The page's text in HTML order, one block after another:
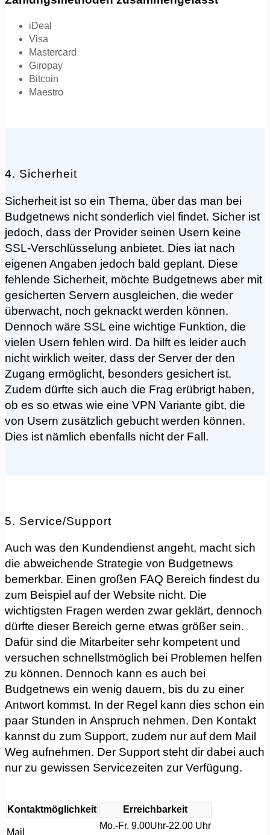
iDeal
Visa
Mastercard
Giropay
Bitcoin
Maestro
4. Sicherheit
Sicherheit ist so ein Thema, über das man bei
Budgetnews nicht sonderlich viel findet. Sicher ist
jedoch, dass der Provider seinen Usern keine
SSL-Verschlüsselung anbietet. Dies iat nach
eigenen Angaben jedoch bald geplant. Diese
fehlende Sicherheit, möchte Budgetnews aber mit
gesicherten Servern ausgleichen, die weder
überwacht, noch geknackt werden können.
Dennoch wäre SSL eine wichtige Funktion, die
vielen Usern fehlen wird. Da hilft es leider auch
nicht wirklich weiter, dass der Server der den
Zugang ermöglicht, besonders gesichert ist.
Zudem dürfte sich auch die Frag erübrigt haben,
ob es so etwas wie eine VPN Variante gibt, die
von Usern zusätzlich gebucht werden können.
Dies ist nämlich ebenfalls nicht der Fall.
5. Service/Support
Auch was den Kundendienst angeht, macht sich
die abweichende Strategie von Budgetnews
bemerkbar. Einen großen FAQ Bereich findest du
zum Beispiel auf der Website nicht. Die
wichtigsten Fragen werden zwar geklärt, dennoch
dürfte dieser Bereich gerne etwas größer sein.
Dafür sind die Mitarbeiter sehr kompetent und
versuchen schnellstmöglich bei Problemen helfen
zu können. Dennoch kann es auch bei
Budgetnews ein wenig dauern, bis du zu einer
Antwort kommst. In der Regel kann dies schon ein
paar Stunden in Anspruch nehmen. Den Kontakt
kannst du zum Support, zudem nur auf dem Mail
Weg aufnehmen. Der Support steht dir dabei auch
nur zu gewissen Servicezeiten zur Verfügung.
Kontaktmöglichkeit Erreichbarkeit
Mail
Mo.-Fr. 9.00Uhr-22.00 Uhr